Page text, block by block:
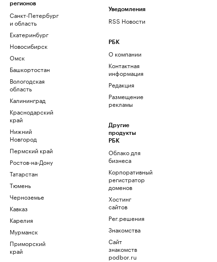
регионов
Санкт-Петербург
и область
Екатеринбург
Новосибирск
Омск
Башкортостан
Вологодская
область
Калининград
Краснодарский
край
Нижний
Новгород
Пермский край
Ростов-на-Дону
Татарстан
Тюмень
Черноземье
Кавказ
Карелия
Мурманск
Приморский
край
Уведомления
RSS Новости
РБК
О компании
Контактная
информация
Редакция
Размещение
рекламы
Другие
продукты
РБК
Облако для
бизнеса
Корпоративный
регистратор
доменов
Хостинг
сайтов
Рег.решения
Знакомства
Сайт
знакомств
podbor.ru